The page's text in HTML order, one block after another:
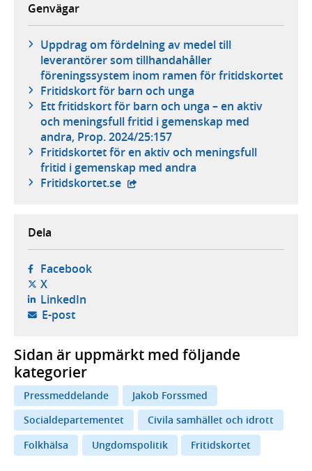
Genvägar
Uppdrag om fördelning av medel till
leverantörer som tillhandahåller
föreningssystem inom ramen för fritidskortet
Fritidskort för barn och unga
Ett fritidskort för barn och unga – en aktiv
och meningsfull fritid i gemenskap med
andra, Prop. 2024/25:157
Fritidskortet för en aktiv och meningsfull
fritid i gemenskap med andra
Fritidskortet.se - öppnas i ny flik, extern
Dela
Facebook- öppnas i ny flik, extern webbplats,
X- öppnas i ny flik, extern webbplats,
LinkedIn- öppnas i ny flik, extern webbplats,
E-post- öppnar din e-postklient,
Sidan är uppmärkt med följande
kategorier
Pressmeddelande
Jakob Forssmed
Socialdepartementet
Civila samhället och idrott
Folkhälsa
Ungdomspolitik Fritidskortet